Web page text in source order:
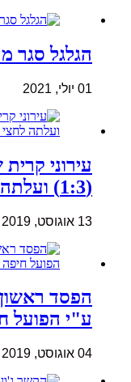
הגלגל סגר
01 יולי, 2021
עירוני
(1:3) ועלתה לחצי גמר גביע הטוטו
13 אוגוסט, 2019
ע"י הפועל
04 אוגוסט, 2019